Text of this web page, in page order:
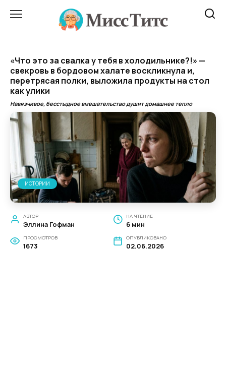
«Что это за свалка у тебя в холодильнике?!» —
свекровь в бордовом халате воскликнула и,
перетрясая полки, выложила продукты на стол
как улики
Навязчивое, бесстыдное вмешательство душит домашнее тепло
ИСТОРИИ
АВТОР
Эллина Гофман
НА ЧТЕНИЕ
6 мин
ПРОСМОТРОВ
1673
ОПУБЛИКОВАНО
02.06.2026